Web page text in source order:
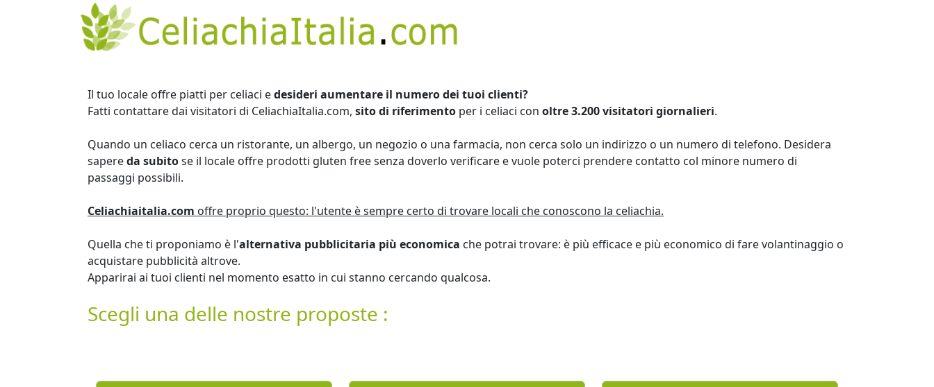
Il tuo locale offre piatti per celiaci edesideri aumentare il numero dei tuoi clienti?
Fatti contattare dai visitatori di CeliachiaItalia.com, sito di riferimento per i celiaci con oltre 3.200 visitatori giornalieri.
Quando un celiaco cerca un ristorante, un albergo, un negozio o una farmacia, non cerca solo un indirizzo o un numero di telefono. Desidera
sapereda subitose il locale offre prodotti gluten free senza doverlo verificare e vuole poterci prendere contatto col minore numero di
passaggi possibili.
Celiachiaitalia.com offre proprio questo: l'utente è sempre certo di trovare locali che conoscono la celiachia.
Quella che ti proponiamo è l'alternativa pubblicitaria più economica che potrai trovare: è più efficace e più economico di fare volantinaggio o
acquistare pubblicità altrove.
Apparirai ai tuoi clienti nel momento esatto in cui stanno cercando qualcosa.
Scegli una delle nostre proposte :